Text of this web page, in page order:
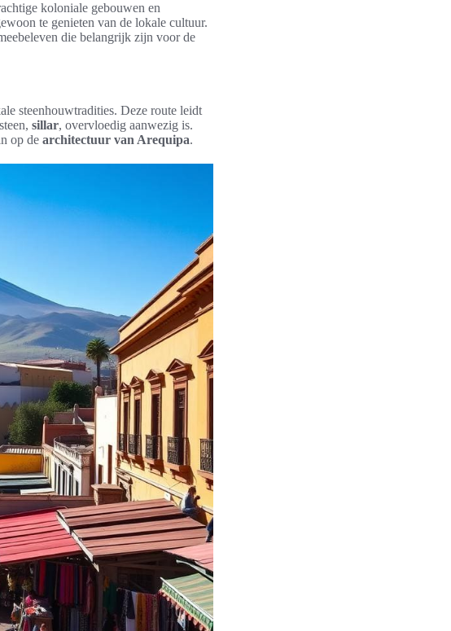
koloniale gebouwen en
te genieten van de lokale cultuur.
die belangrijk zijn voor de
steenhouwtradities. Deze route leidt
sillar, overvloedig aanwezig is.
op de architectuur van Arequipa.